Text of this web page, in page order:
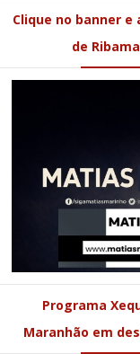
Clique no banner
de
Programa
Maranhão em